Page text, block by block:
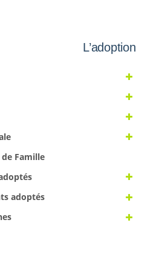
L’adoption
Famille
adoptés